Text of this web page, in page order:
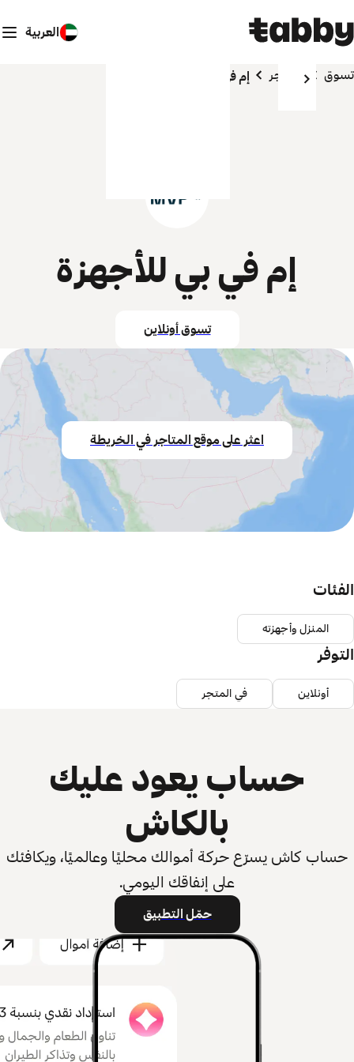
العربية
تسوق المتاجر إم في بي للأجهزة
إم في بي للأجهزة
تسوق أونلاين
اعثر على موقع المتاجر في الخريطة
الفئات
المنزل وأجهزته
التوفر
أونلاين في المتجر
حساب يعود عليك
بالكاش
حساب كاش يسرّع حركة أموالك محليًا وعالميًا، ويكافئك
على إنفاقك اليومي.
حمّل التطبيق